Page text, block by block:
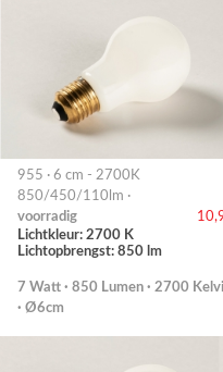
955 · 6 cm - 2700K
850/450/110lm ·
voorradig
Lichtkleur: 2700 K
Lichtopbrengst: 850 lm
7 Watt · 850 Lumen · 2700
· Ø6cm